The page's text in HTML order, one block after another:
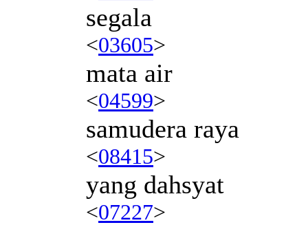
segala
<03605>
mata air
<04599>
samudera raya
<08415>
yang dahsyat
<07227>